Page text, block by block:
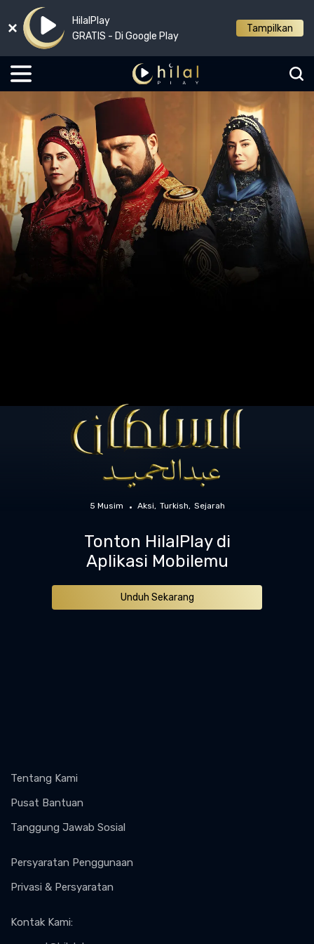
HilalPlay
GRATIS - Di Google Play
Tampilkan
5 Musim Aksi Turkish Sejarah
Tonton HilalPlay di
Aplikasi Mobilemu
Unduh Sekarang
Tentang Kami
Pusat Bantuan
Tanggung Jawab Sosial
Persyaratan Penggunaan
Privasi & Persyaratan
Kontak Kami: